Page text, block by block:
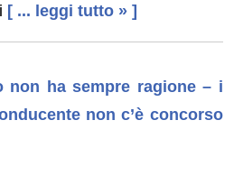
[ ... leggi tutto » ]
non ha sempre ragione – i
non c’è concorso